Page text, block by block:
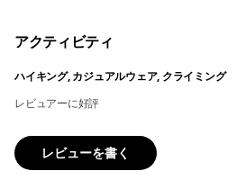
アクティビティ
ハイキング, カジュアルウェア, クライミング
レビュアーに好評
レビューを書く